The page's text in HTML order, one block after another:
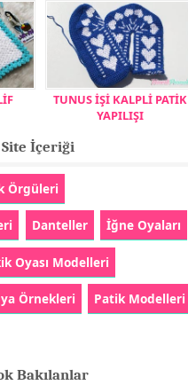
TUNUS İŞİ KALPLİ PATİK
YAPILIŞI
Site İçeriği
Örgüleri
Danteller İğne Oyaları
Oyası Modelleri
Örnekleri Patik Modelleri
Bakılanlar